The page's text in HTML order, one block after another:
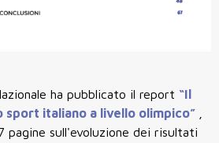
ha pubblicato il report “Il
sport italiano a livello olimpico”
pagine sull'evoluzione dei risultati